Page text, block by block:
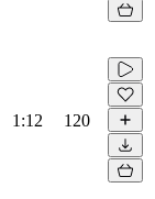
1:12 120